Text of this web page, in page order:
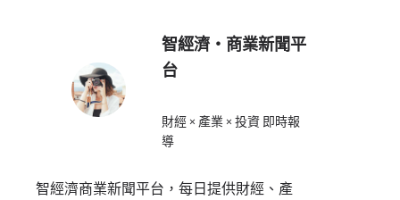
智經濟・商業新聞平
台
財經 × 產業 × 投資 即時報
導
智經濟商業新聞平台，每日提供財經、產